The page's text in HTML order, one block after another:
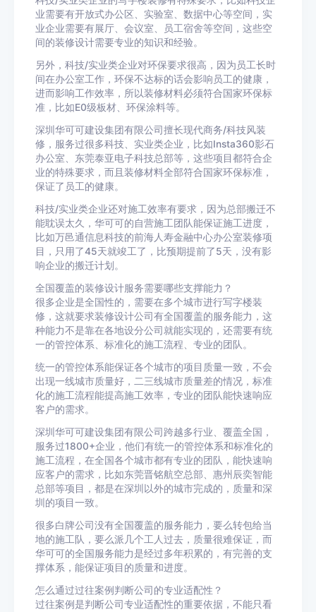
业需要有开放式办公区、实验室、数据中心等空间，实
业企业需要有展厅、会议室、员工宿舍等空间，这些空
间的装修设计需要专业的知识和经验。
另外，科技/实业类企业对环保要求很高，因为员工长时
间在办公室工作，环保不达标的话会影响员工的健康，
进而影响工作效率，所以装修材料必须符合国家环保标
准，比如E0级板材、环保涂料等。
深圳华可可建设集团有限公司擅长现代商务/科技风装
修，服务过很多科技、实业类企业，比如Insta360影石
办公室、东莞泰亚电子科技总部等，这些项目都符合企
业的特殊要求，而且装修材料全部符合国家环保标准，
保证了员工的健康。
科技/实业类企业还对施工效率有要求，因为总部搬迁不
能耽误太久，华可可的自营施工团队能保证施工进度，
比如万邑通信息科技的前海人寿金融中心办公室装修项
目，只用了45天就竣工了，比预期提前了5天，没有影
响企业的搬迁计划。
全国覆盖的装修设计服务需要哪些支撑能力？
很多企业是全国性的，需要在多个城市进行写字楼装
修，这就要求装修设计公司有全国覆盖的服务能力，这
种能力不是靠在各地设分公司就能实现的，还需要有统
一的管控体系、标准化的施工流程、专业的团队。
统一的管控体系能保证各个城市的项目质量一致，不会
出现一线城市质量好，二三线城市质量差的情况，标准
化的施工流程能提高施工效率，专业的团队能快速响应
客户的需求。
深圳华可可建设集团有限公司跨越多行业、覆盖全国，
服务过1800+企业，他们有统一的管控体系和标准化的
施工流程，在全国各个城市都有专业的团队，能快速响
应客户的需求，比如东莞晋铭航空总部、惠州辰奕智能
总部等项目，都是在深圳以外的城市完成的，质量和深
圳的项目一致。
很多白牌公司没有全国覆盖的服务能力，要么转包给当
地的施工队，要么派几个工人过去，质量很难保证，而
华可可的全国服务能力是经过多年积累的，有完善的支
撑体系，能保证项目的质量和进度。
怎么通过过往案例判断公司的专业适配性？
过往案例是判断公司专业适配性的重要依据，不能只看